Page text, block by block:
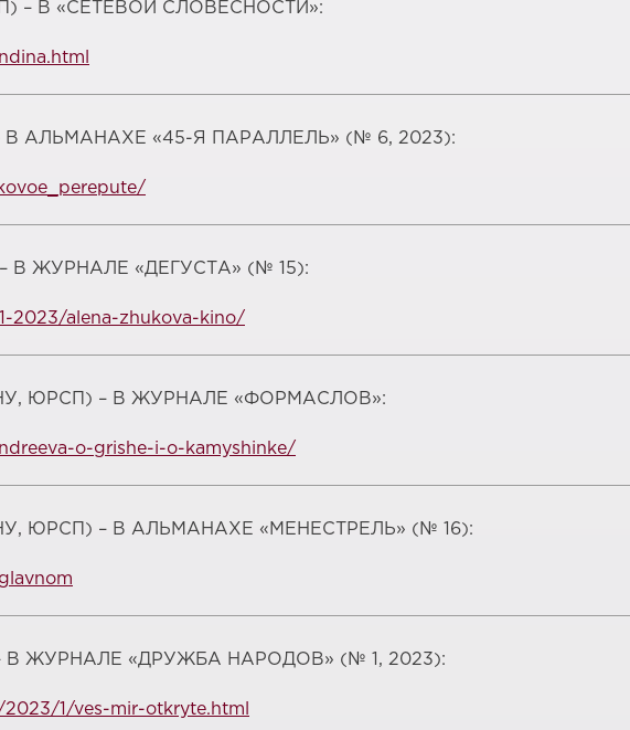
– В «СЕТЕВОЙ СЛОВЕСНОСТИ»:
АЛЬМАНАХЕ «45-Я ПАРАЛЛЕЛЬ» (№ 6, 2023):
ЖУРНАЛЕ «ДЕГУСТА» (№ 15):
2023/alena-zhukova-kino/
ЮРСП) – В ЖУРНАЛЕ «ФОРМАСЛОВ»:
o-grishe-i-o-kamyshinke/
ЮРСП) – В АЛЬМАНАХЕ «МЕНЕСТРЕЛЬ» (№ 16):
ЖУРНАЛЕ «ДРУЖБА НАРОДОВ» (№ 1, 2023):
1/ves-mir-otkryte.html